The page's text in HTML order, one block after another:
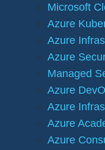
Microsoft
Azure
Azure
Azure
Managed
Azure
Azure
Azure
Azure